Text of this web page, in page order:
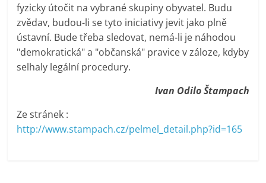
fyzicky útočit na vybrané skupiny obyvatel. Budu
zvědav, budou-li se tyto iniciativy jevit jako plně
ústavní. Bude třeba sledovat, nemá-li je náhodou
"demokratická" a "občanská" pravice v záloze, kdyby
selhaly legální procedury.
Ivan Odilo Štampach
Ze stránek :
http://www.stampach.cz/pelmel_detail.php?id=165